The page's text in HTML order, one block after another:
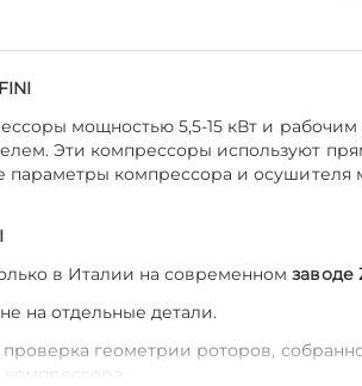
мощностью 5,5-15 кВт и
Эти компрессоры используют
параметры компрессора и
в Италии на современномзаводе
на отдельные детали.
проверка геометрии роторов,